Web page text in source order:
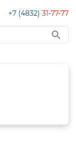
+7 (4832) 31-77-77